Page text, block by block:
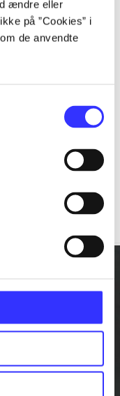
ændre eller
på ”Cookies” i
de anvendte